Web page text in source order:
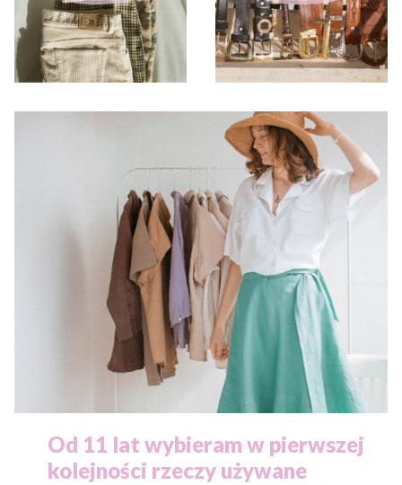
Od 11 lat wybieram w pierwszej
kolejności rzeczy używane